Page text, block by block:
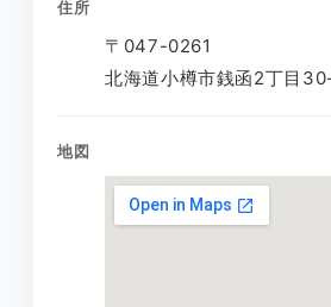
住所
〒047-0261
北海道小樽市銭函2丁目
地図